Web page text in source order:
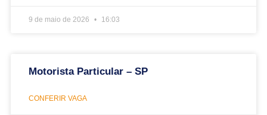
9 de maio de 2026 16:03
Motorista Particular – SP
CONFERIR VAGA